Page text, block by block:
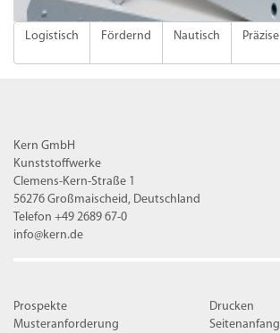
Logistisch Fördernd Nautisch Präzise
Kern GmbH
Kunststoffwerke
Clemens-Kern-Straße 1
56276 Großmaischeid, Deutschland
Telefon +49 2689 67-0
info@kern.de
Prospekte
Musteranforderung
Drucken
Seitenanfang